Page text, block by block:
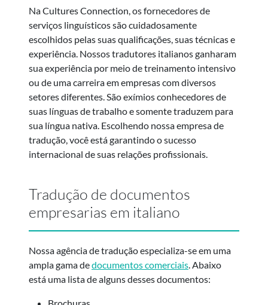
Na Cultures Connection, os fornecedores de
serviços linguísticos são cuidadosamente
escolhidos pelas suas qualificações, suas técnicas e
experiência. Nossos tradutores italianos ganharam
sua experiência por meio de treinamento intensivo
ou de uma carreira em empresas com diversos
setores diferentes. São exímios conhecedores de
suas línguas de trabalho e somente traduzem para
sua língua nativa. Escolhendo nossa empresa de
tradução, você está garantindo o sucesso
internacional de suas relações profissionais.
Tradução de documentos
empresarias em italiano
Nossa agência de tradução especializa-se em uma
ampla gama dedocumentos comerciais. Abaixo
está uma lista de alguns desses documentos: